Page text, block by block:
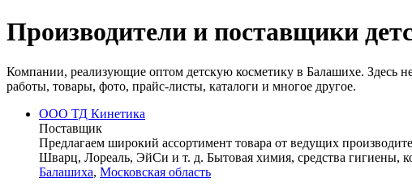
Производители и поставщики
Компании, реализующие оптом детскую косметику в Балашихе. Здесь
работы, товары, фото, прайс-листы, каталоги и многое другое.
ООО ТД Кинетика
Поставщик
Предлагаем широкий ассортимент товара от ведущих
Шварц, Лореаль, ЭйСи и т. д. Бытовая химия, средства гигиены,
Балашиха, Московская область